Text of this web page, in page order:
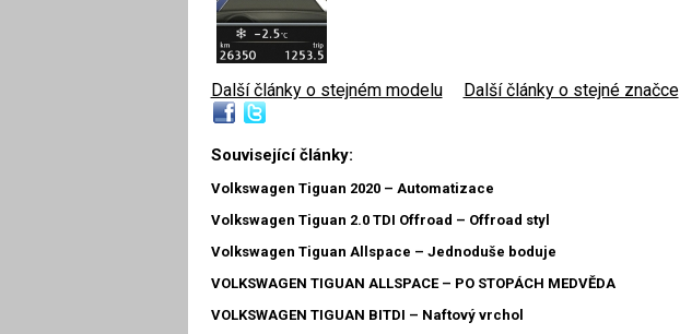
Další články o stejném modelu Další články o stejné značce
Související články:
Volkswagen Tiguan 2020 – Automatizace
Volkswagen Tiguan 2.0 TDI Offroad – Offroad styl
Volkswagen Tiguan Allspace – Jednoduše boduje
VOLKSWAGEN TIGUAN ALLSPACE – PO STOPÁCH MEDVĚDA
VOLKSWAGEN TIGUAN BITDI – Naftový vrchol